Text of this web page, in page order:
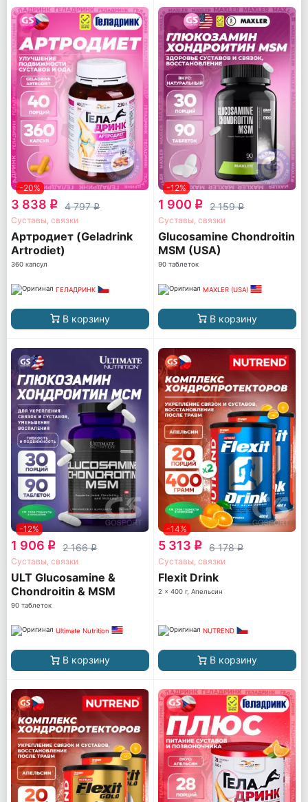
-20%
3 838 q 4 797q
Суставы, связки
Артродиет (Geladrink
Artrodiet)
360 капсул
ГЕЛАДРИНК
В корзину
-12%
1 900 q 2 159q
Суставы, связки
Glucosamine Chondroitin
MSM (USA)
90 таблеток
MAXLER (USA)
В корзину
-12%
1 906 q 2 166q
Суставы, связки
ULT Glucosamine &
Chondroitin & MSM
90 таблеток
Ultimate Nutrition
В корзину
-14%
5 313 q 6 178q
Суставы, связки
Flexit Drink
2 x 400 г, Апельсин
NUTREND
В корзину